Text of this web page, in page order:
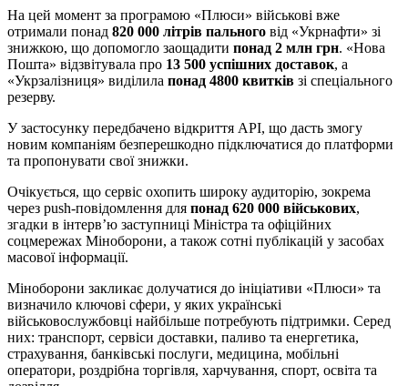
На цей момент за програмою «Плюси» військові вже
отримали понад 820 000 літрів пального від «Укрнафти» зі
знижкою, що допомогло заощадити понад 2 млн грн. «Нова
Пошта» відзвітувала про 13 500 успішних доставок, а
«Укрзалізниця» виділила понад 4800 квитків зі спеціального
резерву.
У застосунку передбачено відкриття API, що дасть змогу
новим компаніям безперешкодно підключатися до платформи
та пропонувати свої знижки.
Очікується, що сервіс охопить широку аудиторію, зокрема
через push-повідомлення для понад 620 000 військових,
згадки в інтерв’ю заступниці Міністра та офіційних
соцмережах Міноборони, а також сотні публікацій у засобах
масової інформації.
Міноборони закликає долучатися до ініціативи «Плюси» та
визначило ключові сфери, у яких українські
військовослужбовці найбільше потребують підтримки. Серед
них: транспорт, сервіси доставки, паливо та енергетика,
страхування, банківські послуги, медицина, мобільні
оператори, роздрібна торгівля, харчування, спорт, освіта та